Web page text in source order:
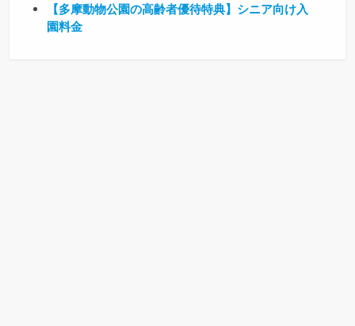
【多摩動物公園の高齢者優待特典】シニア向け入
園料金